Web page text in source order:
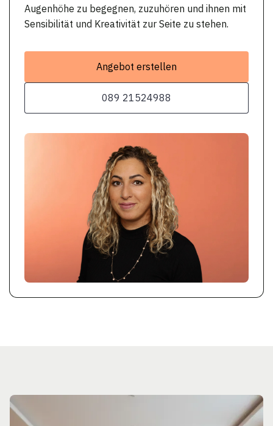
Augenhöhe zu begegnen, zuzuhören und ihnen mit
Sensibilität und Kreativität zur Seite zu stehen.
Angebot erstellen
089 21524988